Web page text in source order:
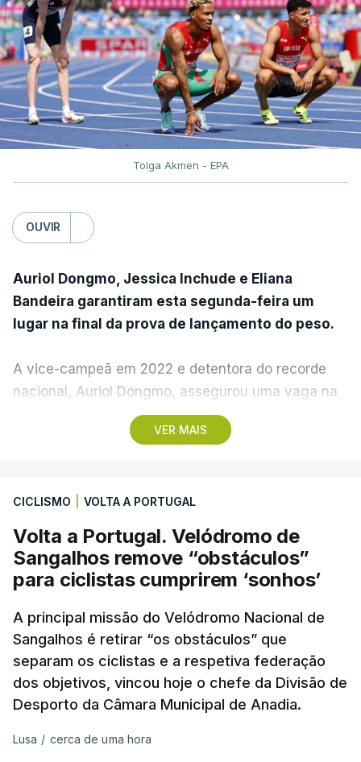
Tolga Akmen - EPA
OUVIR
VER MAIS
Auriol Dongmo, Jessica Inchude e Eliana
Bandeira garantiram esta segunda-feira um
lugar na final da prova de lançamento do peso.
A vice-campeã em 2022 e detentora do recorde
nacional, Auriol Dongmo, assegurou uma vaga na
final a realizar-se esta tarde, com um arremesso a
18,76 metros, na segunda tentativa.
Jessica Inchude, avançou para a final com uma
marca de 18,57 metros e assumiu a ambição de
melhorar o seu recorde pessoal de 19,62 metros.
"Tem sido um ano muito bom, sinto que estou
consistente e a minha técnica está mais
automatizada (…). Toda a gente quer chegar ao
pódio, mas só logo é que se vê o que vai
acontecer", referiu.
CICLISMO VOLTA A PORTUGAL
Volta a Portugal. Velódromo de
Sangalhos remove “obstáculos”
para ciclistas cumprirem ‘sonhos’
A principal missão do Velódromo Nacional de
Sangalhos é retirar “os obstáculos” que
separam os ciclistas e a respetiva federação
dos objetivos, vincou hoje o chefe da Divisão de
Desporto da Câmara Municipal de Anadia.
Lusa / cerca de uma hora